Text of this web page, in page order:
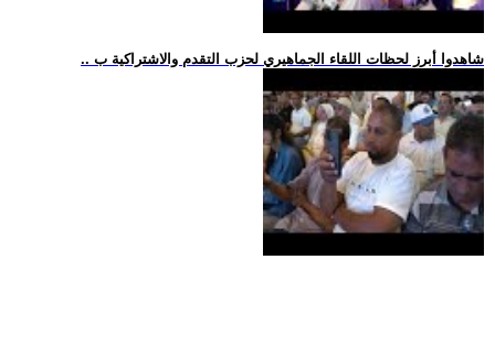
.. شاهدوا أبرز لحظات اللقاء الجماهيري لحزب التقدم والاشتراكية ب